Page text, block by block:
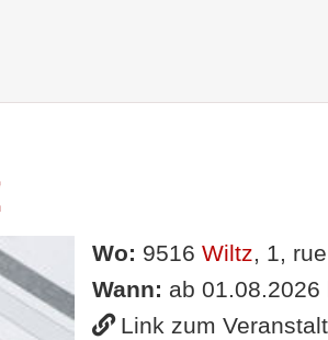
Wo: 9516 Wiltz, 1,
Wann: ab
Link zum